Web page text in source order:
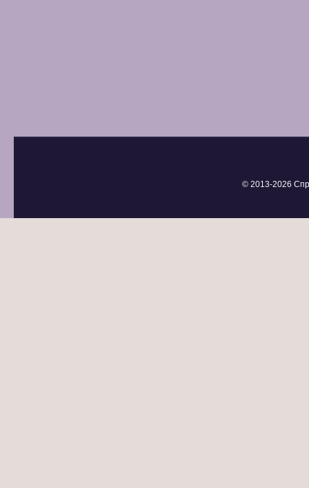
© 2013-2026